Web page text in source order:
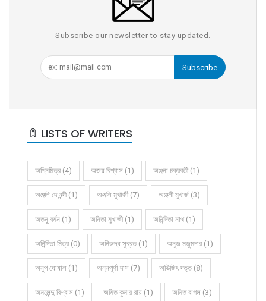
Subscribe our newsletter to stay updated.
Subscribe
LISTS OF WRITERS
অগ্নিমিত্র (4) অজয় বিশ্বাস (1) অঞ্জনা চক্রবর্তী (1)
অঞ্জলি দে নন্দী (1) অঞ্জলি মুখার্জী (7) অঞ্জলী মুখার্জ (3)
অতনু বর্মন (1) অনিতা মুখার্জী (1) অনিন্দিতা নাথ (1)
অনিন্দিতা মিত্র (0) অনিরুদ্ধ সুব্রত (1) অনুজ মজুমদার (1)
অনুপ ঘোষাল (1) অন্নপূর্ণা দাস (7) অভিজিৎ দত্ত (8)
অমলেন্দু বিশ্বাস (1) অমিত কুমার রায় (1) অমিত বাগল (3)